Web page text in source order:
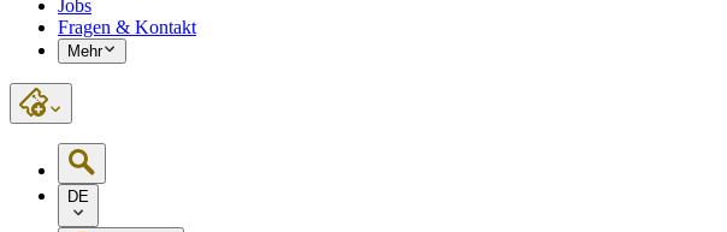
Jobs
Fragen & Kontakt
Mehr
DE